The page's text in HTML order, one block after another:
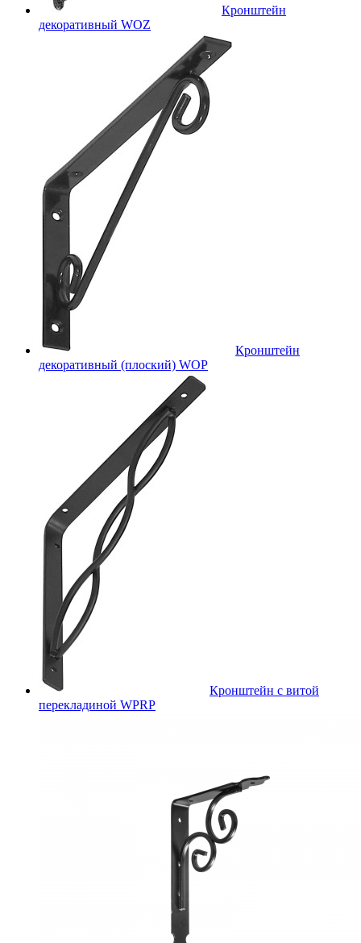
Кронштейн
декоративный WOZ
Кронштейн
декоративный (плоский) WOP
Кронштейн с витой
перекладиной WPRP